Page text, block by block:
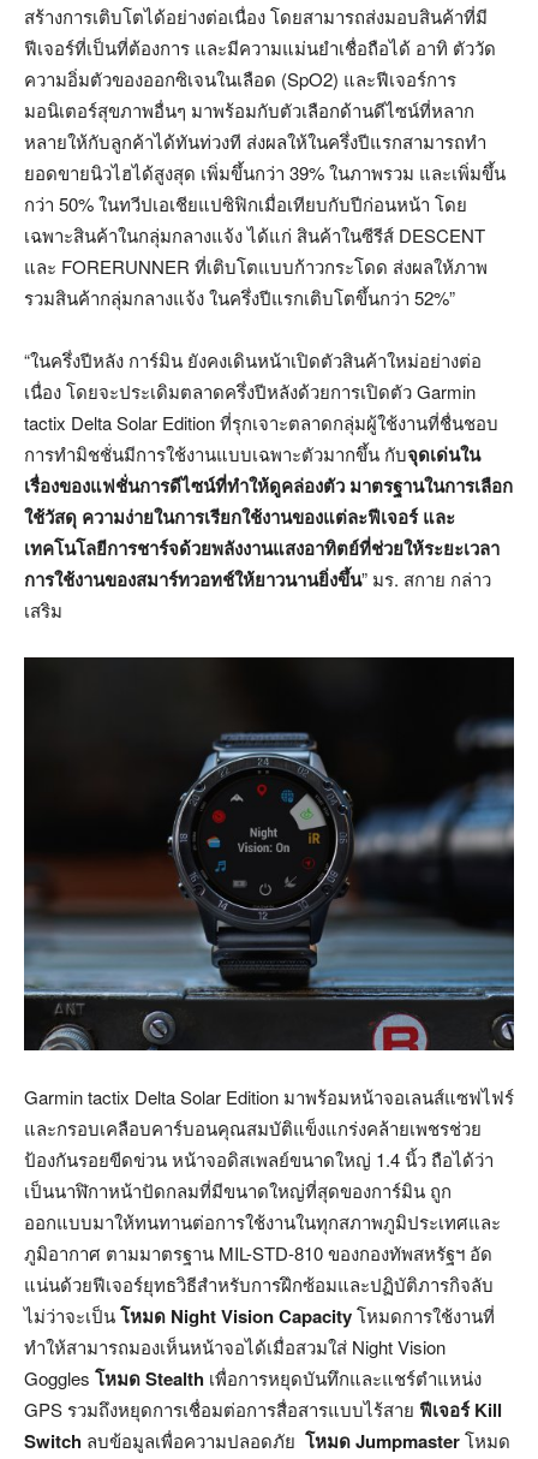
สร้างการเติบโตได้อย่างต่อเนื่อง โดยสามารถส่งมอบสินค้าที่มี
ฟีเจอร์ที่เป็นที่ต้องการ และมีความแม่นยำเชื่อถือได้ อาทิ ตัววัด
ความอิ่มตัวของออกซิเจนในเลือด (SpO2) และฟีเจอร์การ
มอนิเตอร์สุขภาพอื่นๆ มาพร้อมกับตัวเลือกด้านดีไซน์ที่หลาก
หลายให้กับลูกค้าได้ทันท่วงที ส่งผลให้ในครึ่งปีแรกสามารถทำ
ยอดขายนิวไฮได้สูงสุด เพิ่มขึ้นกว่า 39% ในภาพรวม และเพิ่มขึ้น
กว่า 50% ในทวีปเอเชียแปซิฟิกเมื่อเทียบกับปีก่อนหน้า โดย
เฉพาะสินค้าในกลุ่มกลางแจ้ง ได้แก่ สินค้าในซีรีส์ DESCENT
และ FORERUNNER ที่เติบโตแบบก้าวกระโดด ส่งผลให้ภาพ
รวมสินค้ากลุ่มกลางแจ้ง ในครึ่งปีแรกเติบโตขึ้นกว่า 52%”
“ในครึ่งปีหลัง การ์มิน ยังคงเดินหน้าเปิดตัวสินค้าใหม่อย่างต่อ
เนื่อง โดยจะประเดิมตลาดครึ่งปีหลังด้วยการเปิดตัว Garmin
tactix Delta Solar Edition ที่รุกเจาะตลาดกลุ่มผู้ใช้งานที่ชื่นชอบ
การทำมิชชั่นมีการใช้งานแบบเฉพาะตัวมากขึ้น กับจุดเด่นใน
เรื่องของแฟชั่นการดีไซน์ที่ทำให้ดูคล่องตัว มาตรฐานในการเลือก
ใช้วัสดุ ความง่ายในการเรียกใช้งานของแต่ละฟีเจอร์ และ
เทคโนโลยีการชาร์จด้วยพลังงานแสงอาทิตย์ที่ช่วยให้ระยะเวลา
การใช้งานของสมาร์ทวอทช์ให้ยาวนานยิ่งขึ้น” มร. สกาย กล่าว
เสริม
Garmin tactix Delta Solar Edition มาพร้อมหน้าจอเลนส์แซฟไฟร์
และกรอบเคลือบคาร์บอนคุณสมบัติแข็งแกร่งคล้ายเพชรช่วย
ป้องกันรอยขีดข่วน หน้าจอดิสเพลย์ขนาดใหญ่ 1.4 นิ้ว ถือได้ว่า
เป็นนาฬิกาหน้าปัดกลมที่มีขนาดใหญ่ที่สุดของการ์มิน ถูก
ออกแบบมาให้ทนทานต่อการใช้งานในทุกสภาพภูมิประเทศและ
ภูมิอากาศ ตามมาตรฐาน MIL-STD-810 ของกองทัพสหรัฐฯ อัด
แน่นด้วยฟีเจอร์ยุทธวิธีสำหรับการฝึกซ้อมและปฏิบัติภารกิจลับ
ไม่ว่าจะเป็นโหมด Night Vision Capacityโหมดการใช้งานที่
ทำให้สามารถมองเห็นหน้าจอได้เมื่อสวมใส่ Night Vision
Goggles โหมดStealth เพื่อการหยุดบันทึกและแชร์ตำแหน่ง
GPS รวมถึงหยุดการเชื่อมต่อการสื่อสารแบบไร้สาย ฟีเจอร์Kill
Switch ลบข้อมูลเพื่อความปลอดภัย โหมดJumpmasterโหมด